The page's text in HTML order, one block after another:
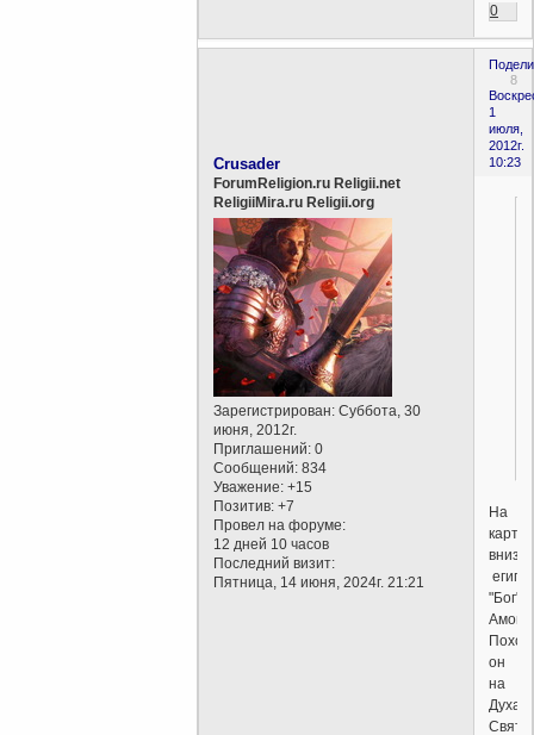
0
8
1
июля,
2012г.
10:23
Crusader
ForumReligion.ru Religii.net
ReligiiMira.ru Religii.org
Зарегистрирован: Суббота, 30
июня, 2012г.
Приглашений: 0
Сообщений: 834
Уважение: +15
Позитив: +7
Провел на форуме:
12 дней 10 часов
Последний визит:
Пятница, 14 июня, 2024г. 21:21
На
внизу,
"Бог"
Амон.
Похож
он
на
Духа